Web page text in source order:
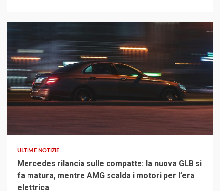
ULTIME NOTIZIE
Mercedes rilancia sulle compatte: la nuova GLB si
fa matura, mentre AMG scalda i motori per l’era
elettrica